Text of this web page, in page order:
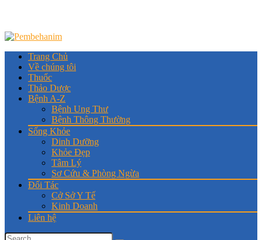
Trang Chủ
Về chúng tôi
Thuốc
Thảo Dược
Bệnh A-Z
Bệnh Ung Thư
Bệnh Thông Thường
Sống Khỏe
Dinh Dưỡng
Khỏe Đẹp
Tâm Lý
Sơ Cứu & Phòng Ngừa
Đối Tác
Cở Sở Y Tế
Kinh Doanh
Liên hệ